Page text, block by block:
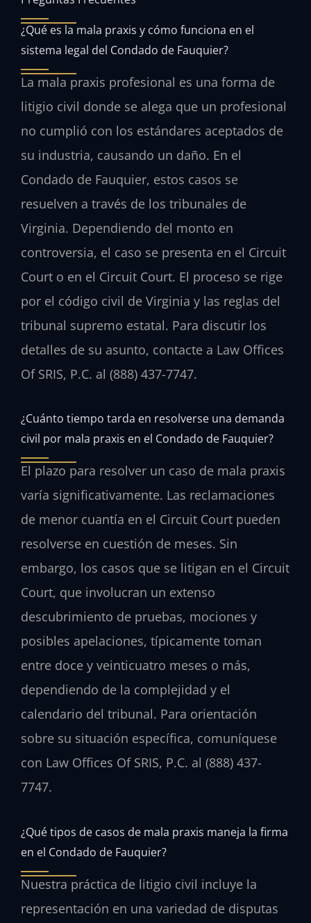
¿Qué es la mala praxis y cómo funciona en el
sistema legal del Condado de Fauquier?
La mala praxis profesional es una forma de
litigio civil donde se alega que un profesional
no cumplió con los estándares aceptados de
su industria, causando un daño. En el
Condado de Fauquier, estos casos se
resuelven a través de los tribunales de
Virginia. Dependiendo del monto en
controversia, el caso se presenta en el Circuit
Court o en el Circuit Court. El proceso se rige
por el código civil de Virginia y las reglas del
tribunal supremo estatal. Para discutir los
detalles de su asunto, contacte a Law Offices
Of SRIS, P.C. al (888) 437-7747.
¿Cuánto tiempo tarda en resolverse una demanda
civil por mala praxis en el Condado de Fauquier?
El plazo para resolver un caso de mala praxis
varía significativamente. Las reclamaciones
de menor cuantía en el Circuit Court pueden
resolverse en cuestión de meses. Sin
embargo, los casos que se litigan en el Circuit
Court, que involucran un extenso
descubrimiento de pruebas, mociones y
posibles apelaciones, típicamente toman
entre doce y veinticuatro meses o más,
dependiendo de la complejidad y el
calendario del tribunal. Para orientación
sobre su situación específica, comuníquese
con Law Offices Of SRIS, P.C. al (888) 437-
7747.
¿Qué tipos de casos de mala praxis maneja la firma
en el Condado de Fauquier?
Nuestra práctica de litigio civil incluye la
representación en una variedad de disputas